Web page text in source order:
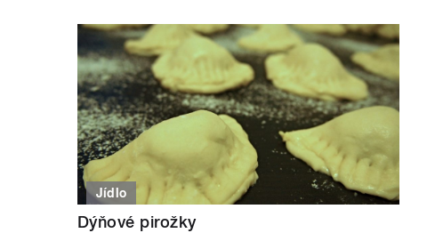
Jídlo
Dýňové pirožky